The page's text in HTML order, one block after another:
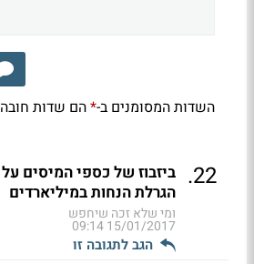
השדות המסומנים ב-*הם שדות חובה
22
. ביזבוז של כספי המיסים על
הגרלת הנחות במיליארדים
ומי שלא זכה שיחפש
15/01/2017 09:14
הגב לתגובה זו